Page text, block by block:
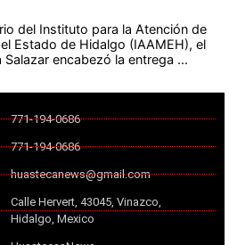
del Instituto para la Atención de
Estado de Hidalgo (IAAMEH), el
encabezó la entrega ...
771-194-0686
771-194-0686
huastecanews@gmail.com
Calle Hervert, 43045, Vinazco,
Hidalgo, Mexico